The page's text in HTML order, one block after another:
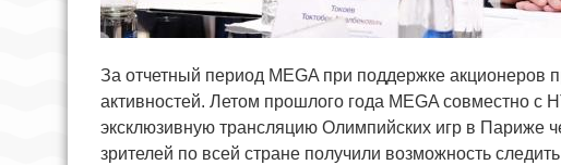
За отчетный период MEGA при поддержке акционеров
активностей. Летом прошлого года MEGA совместно с
эксклюзивную трансляцию Олимпийских игр в Париже
зрителей по всей стране получили возможность